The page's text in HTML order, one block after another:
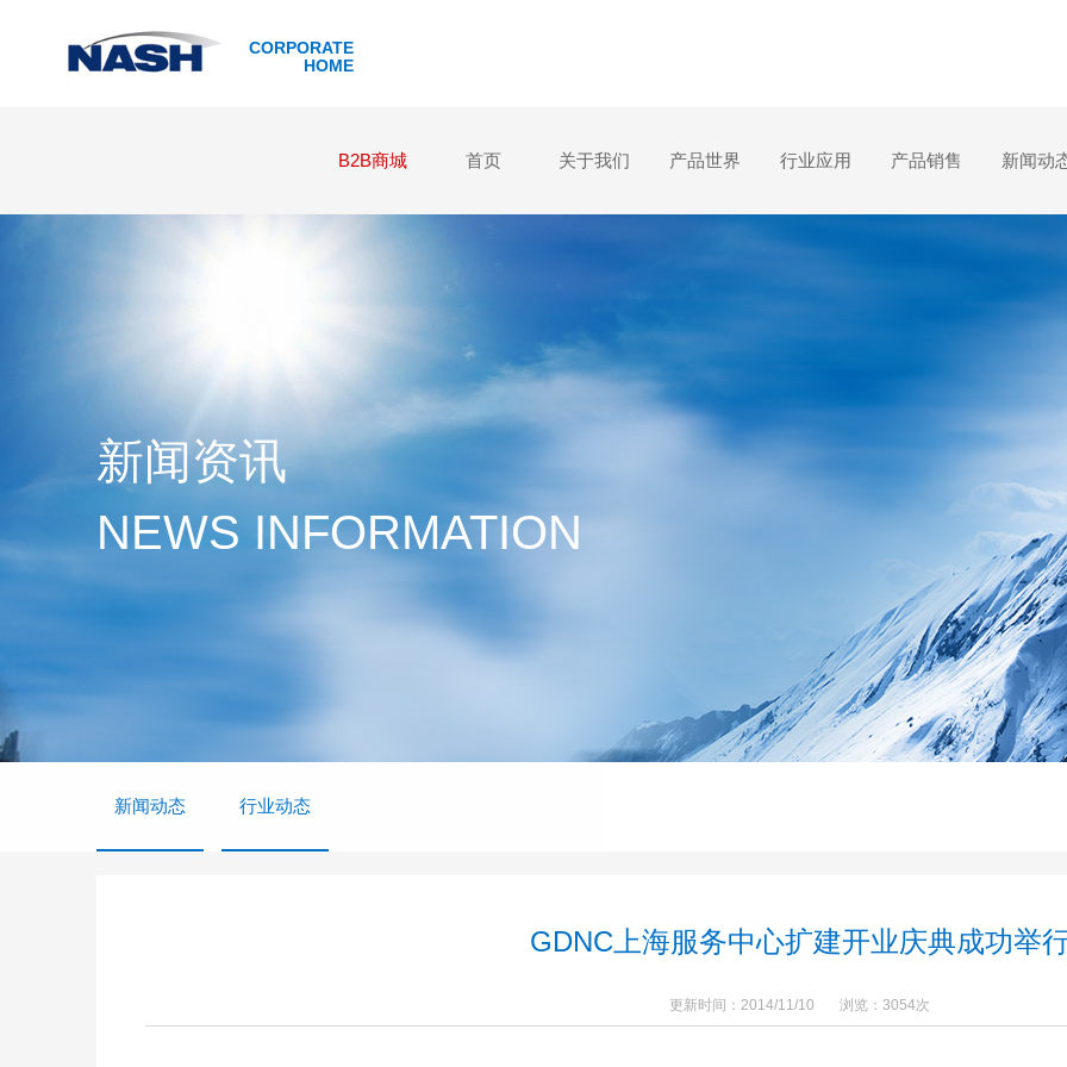
CORPORATE
HOME
B2B商城 首页 关于我们 产品世界 行业应用 产品销售 新闻动
新闻资讯
NEWS INFORMATION
新闻动态 行业动态
GDNC上海服务中心扩建开业庆典成功举
更新时间：2014/11/10 浏览：3054次